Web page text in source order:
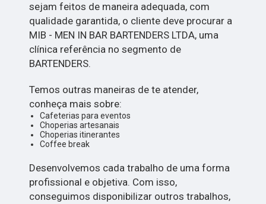
sejam feitos de maneira adequada, com
qualidade garantida, o cliente deve procurar a
MIB - MEN IN BAR BARTENDERS LTDA, uma
clínica referência no segmento de
BARTENDERS.
Temos outras maneiras de te atender,
conheça mais sobre:
Cafeterias para eventos
Choperias artesanais
Choperias itinerantes
Coffee break
Desenvolvemos cada trabalho de uma forma
profissional e objetiva. Com isso,
conseguimos disponibilizar outros trabalhos,